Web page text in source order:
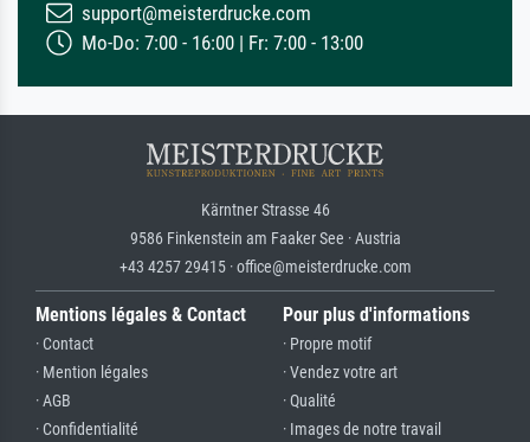
support@meisterdrucke.com
Mo-Do: 7:00 - 16:00 | Fr: 7:00 - 13:00
Kärntner Strasse 46
9586 Finkenstein am Faaker See · Austria
+43 4257 29415 · office@meisterdrucke.com
Mentions légales & Contact
· Contact
· Mention légales
· AGB
· Confidentialité
Pour plus d'informations
· Propre motif
· Vendez votre art
· Qualité
· Images de notre travail